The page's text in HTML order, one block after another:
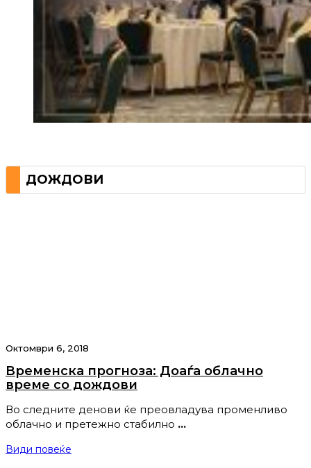
ДОЖДОВИ
Октомври 6, 2018
Временска прогноза: Доаѓа облачно
време со дождови
Во следните денови ќе преовладува променливо
облачно и претежно стабилно …
Види повеќе